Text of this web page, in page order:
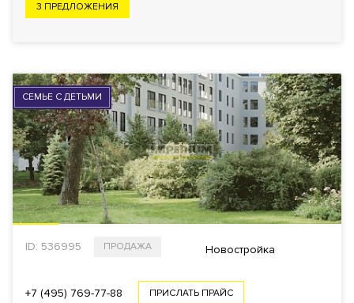
3 ПРЕДЛОЖЕНИЯ
СЕМЬЕ С ДЕТЬМИ
ID: 536995 ПРОДАЖА Новостройка
+7 (495) 769-77-88 ПРИСЛАТЬ ПРАЙС